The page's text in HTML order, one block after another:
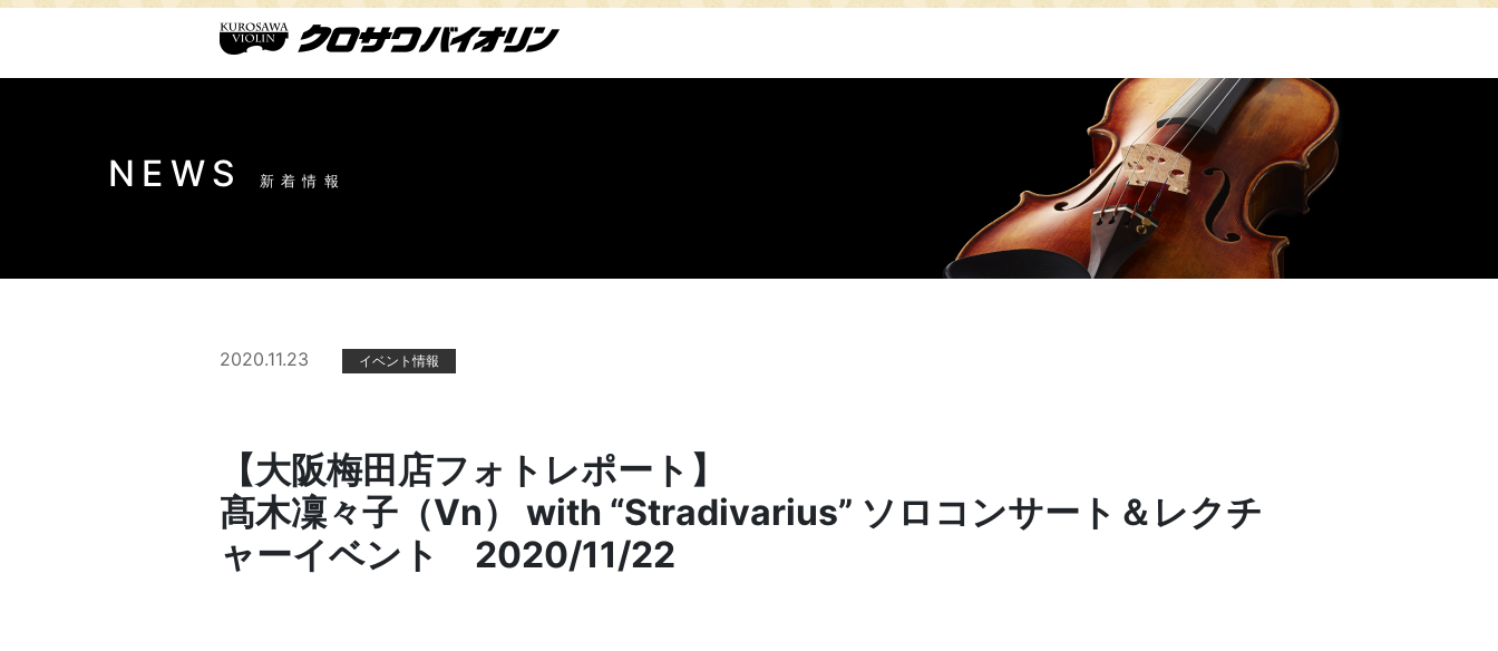
NEWS 新着情報
2020.11.23 イベント情報
【大阪梅田店フォトレポート】
髙木凜々子（Vn） with “Stradivarius” ソロコンサート＆レクチ
ャーイベント 2020/11/22